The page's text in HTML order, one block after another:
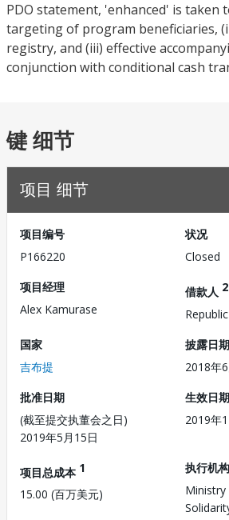
PDO statement, 'enhanced' is taken
targeting of program beneficiaries,
registry, and (iii) effective
conjunction with conditional cash
键 细节
项目 细节
项目编号
P166220
状况
Closed
项目经理
Alex Kamurase
借款人 2
国家
吉布提
披露日期
2018年
批准日期
(截至提交执董会之日)
2019年5月15日
生效日期
2019年
项目总成本 1
15.00 (百万美元)
执行机构
Ministry